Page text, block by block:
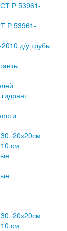
Р 53961-
Р 53961-
д/у трубы
20х20см
см
20х20см
см